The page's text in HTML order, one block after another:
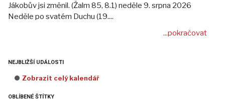
Jákobův jsi změnil. (Žalm 85, 8.1) neděle 9. srpna 2026
Neděle po svatém Duchu (19....
...pokračovat
NEJBLIŽŠÍ UDÁLOSTI
Zobrazit celý kalendář
OBLÍBENÉ ŠTÍTKY